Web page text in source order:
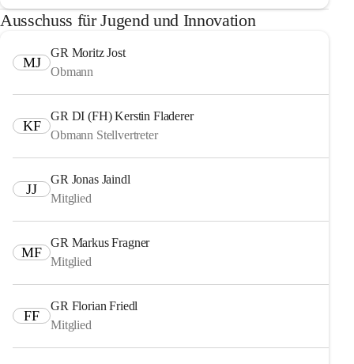
Ausschuss für Jugend und Innovation
MJ
GR Moritz Jost
Obmann
KF
GR DI (FH) Kerstin Fladerer
Obmann Stellvertreter
JJ
GR Jonas Jaindl
Mitglied
MF
GR Markus Fragner
Mitglied
FF
GR Florian Friedl
Mitglied